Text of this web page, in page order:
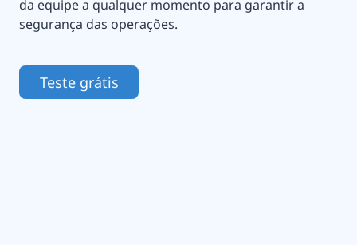
da equipe a qualquer momento para garantir a
segurança das operações.
Teste grátis